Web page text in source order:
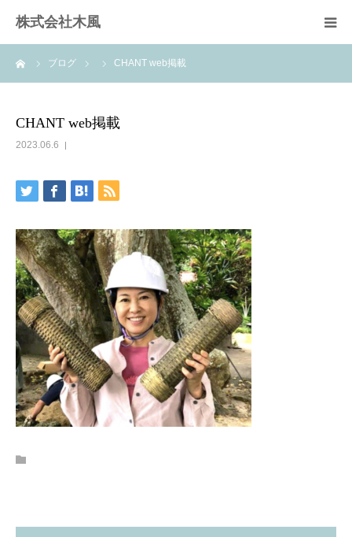
株式会社木風
ブログ CHANT web掲載
CHANT web掲載
2023.06.6
業務案内
お問い合せ